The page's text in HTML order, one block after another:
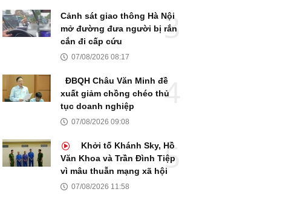
Cảnh sát giao thông Hà Nội
mở đường đưa người bị rắn
cắn đi cấp cứu
07/08/2026 08:17
ĐBQH Châu Văn Minh đề
xuất giảm chồng chéo thủ
tục doanh nghiệp
07/08/2026 09:08
Khởi tố Khánh Sky, Hồ
Văn Khoa và Trần Đình Tiệp
vì mâu thuẫn mạng xã hội
07/08/2026 11:58